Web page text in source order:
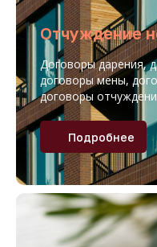
Отчуждение
Договоры дарения,
договоры мены,
договоры
Подробнее